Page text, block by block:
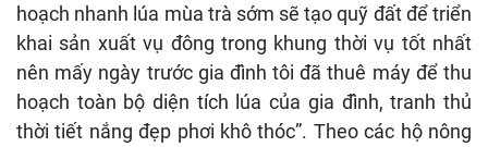
hoạch nhanh lúa mùa trà sớm sẽ tạo quỹ đất để triển
khai sản xuất vụ đông trong khung thời vụ tốt nhất
nên mấy ngày trước gia đình tôi đã thuê máy để thu
hoạch toàn bộ diện tích lúa của gia đình, tranh thủ
thời tiết nắng đẹp phơi khô thóc”. Theo các hộ nông